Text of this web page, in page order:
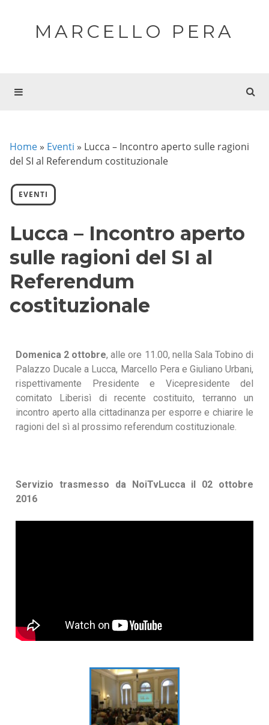
MARCELLO PERA
Home » Eventi » Lucca – Incontro aperto sulle ragioni
del SI al Referendum costituzionale
EVENTI
Lucca – Incontro aperto
sulle ragioni del SI al
Referendum
costituzionale
Domenica 2 ottobre, alle ore 11.00, nella Sala Tobino di
Palazzo Ducale a Lucca, Marcello Pera e Giuliano Urbani,
rispettivamente Presidente e Vicepresidente del
comitato Liberisì di recente costituito, terranno un
incontro aperto alla cittadinanza per esporre e chiarire le
ragioni del sì al prossimo referendum costituzionale.
Servizio trasmesso da NoiTvLucca il 02 ottobre
2016